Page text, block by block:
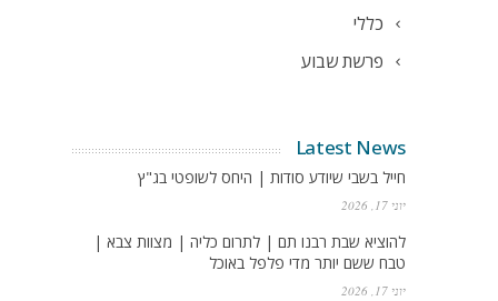
כללי
פרשת שבוע
Latest News
חייל בשבי שיודע סודות | היחס לשופטי בג"ץ
יוני 17, 2026
להוציא שבת רבנו תם | לתרום כליה | מצוות צבא |
טבח ששם יותר מדי פלפל באוכל
יוני 17, 2026